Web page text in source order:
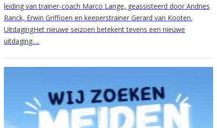
leiding van trainer-coach Marco Lange, geassisteerd door Andries
Ranck, Erwin Griffioen en keeperstrainer Gerard van Kooten.
UitdagingHet nieuwe seizoen betekent tevens een nieuwe
uitdaging….